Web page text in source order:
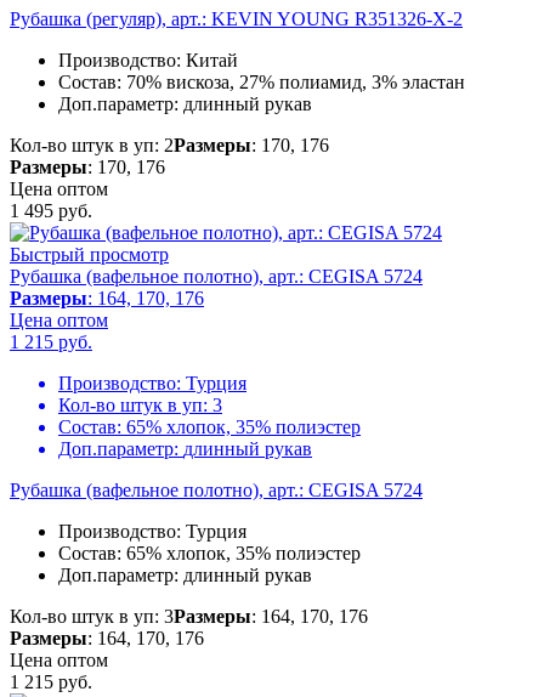
Рубашка (регуляр), арт.: KEVIN YOUNG R351326-X-2
Производство: Китай
Состав: 70% вискоза, 27% полиамид, 3% эластан
Доп.параметр: длинный рукав
Кол-во штук в уп: 2Размеры: 170, 176
Размеры: 170, 176
Цена оптом
1 495 руб.
Быстрый просмотр
Рубашка (вафельное полотно), арт.: CEGISA 5724
Размеры: 164, 170, 176
Цена оптом
1 215 руб.
Производство: Турция
Кол-во штук в уп: 3
Состав: 65% хлопок, 35% полиэстер
Доп.параметр: длинный рукав
Рубашка (вафельное полотно), арт.: CEGISA 5724
Производство: Турция
Состав: 65% хлопок, 35% полиэстер
Доп.параметр: длинный рукав
Кол-во штук в уп: 3Размеры: 164, 170, 176
Размеры: 164, 170, 176
Цена оптом
1 215 руб.